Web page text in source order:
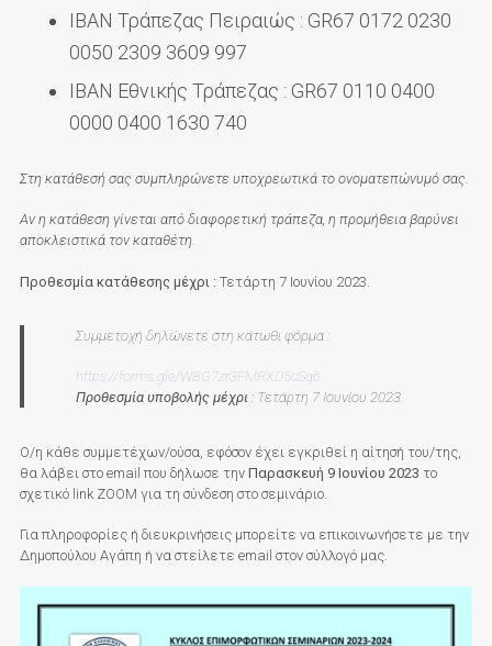
ΙΒΑΝ Τράπεζας Πειραιώς : GR67 0172 0230
0050 2309 3609 997
ΙΒΑΝ Εθνικής Τράπεζας : GR67 0110 0400
0000 0400 1630 740
Στη κατάθεσή σας συμπληρώνετε υποχρεωτικά το ονοματεπώνυμό σας.
Αν η κατάθεση γίνεται από διαφορετική τράπεζα, η προμήθεια βαρύνει
αποκλειστικά τον καταθέτη.
Προθεσμία κατάθεσης μέχρι : Τετάρτη 7 Ιουνίου 2023.
Συμμετοχή δηλώνετε στη κάτωθι φόρμα :
https://forms.gle/WBG7zr3FMRXD5cSq6
Προθεσμία υποβολής μέχρι : Τετάρτη 7 Ιουνίου 2023
Ο/η κάθε συμμετέχων/ούσα, εφόσον έχει εγκριθεί η αίτησή του/της,
θα λάβει στο email που δήλωσε την Παρασκευή 9 Ιουνίου 2023 το
σχετικό link ZOOM για τη σύνδεση στο σεμινάριο.
Για πληροφορίες ή διευκρινήσεις μπορείτε να επικοινωνήσετε με την
Δημοπούλου Αγάπη ή να στείλετε email στον σύλλογό μας.